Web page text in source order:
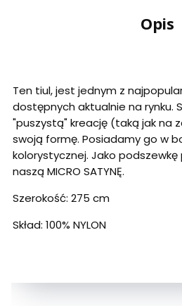
Opis
Ten tiul, jest jednym z
dostępnych aktualnie na rynku.
"puszystą" kreację (taką jak na
swoją formę. Posiadamy go w
kolorystycznej. Jako
naszą MICRO SATYNĘ.
Szerokość: 275 cm
Skład: 100% NYLON